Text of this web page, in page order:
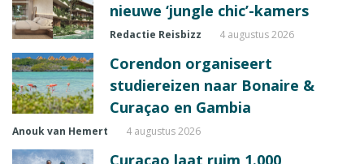
nieuwe ‘jungle chic’-kamers
Redactie Reisbizz 4 augustus 2026
Corendon organiseert
studiereizen naar Bonaire &
Curaçao en Gambia
Anouk van Hemert 4 augustus 2026
Curaçao laat ruim 1.000